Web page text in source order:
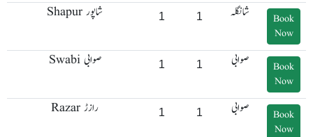
Shapur شاپور 1 1 شانگلہ
Book
Now
Swabi صوابی 1 1 صوابی
Book
Now
Razar رازڑ 1 1 صوابی
Book
Now